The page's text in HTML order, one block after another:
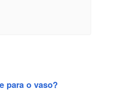
para o vaso?